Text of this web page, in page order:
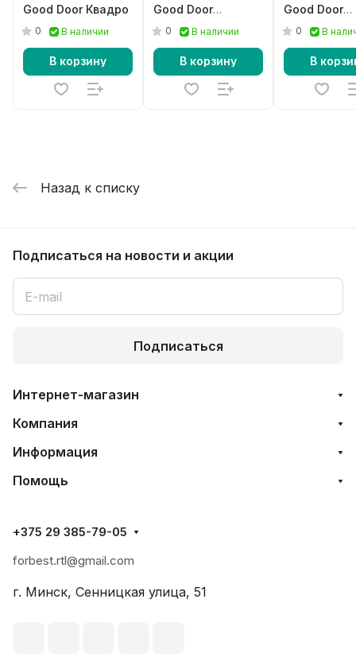
Good Door Квадро
0 В наличии
В корзину
Good Door
Essentia CR
0 В наличии
В корзину
Good Door
Essentia CR
0 В
В
Назад к списку
Подписаться на новости и акции
Подписаться
Интернет-магазин
Компания
Информация
Помощь
+375 29 385-79-05
forbest.rtl@gmail.com
г. Минск, Сенницкая улица, 51